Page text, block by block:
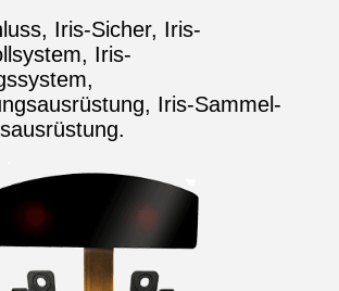
Iris-Sicher, Iris-
Iris-
Iris-Sammel-